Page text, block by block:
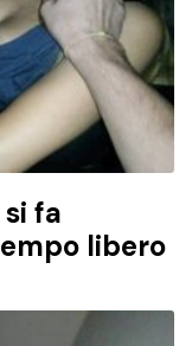
fa
libero